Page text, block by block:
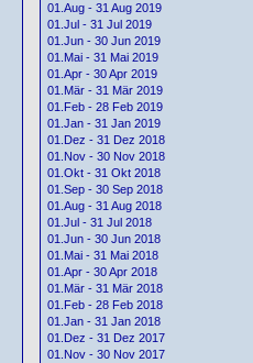
01.Aug - 31 Aug 2019
01.Jul - 31 Jul 2019
01.Jun - 30 Jun 2019
01.Mai - 31 Mai 2019
01.Apr - 30 Apr 2019
01.Mär - 31 Mär 2019
01.Feb - 28 Feb 2019
01.Jan - 31 Jan 2019
01.Dez - 31 Dez 2018
01.Nov - 30 Nov 2018
01.Okt - 31 Okt 2018
01.Sep - 30 Sep 2018
01.Aug - 31 Aug 2018
01.Jul - 31 Jul 2018
01.Jun - 30 Jun 2018
01.Mai - 31 Mai 2018
01.Apr - 30 Apr 2018
01.Mär - 31 Mär 2018
01.Feb - 28 Feb 2018
01.Jan - 31 Jan 2018
01.Dez - 31 Dez 2017
01.Nov - 30 Nov 2017